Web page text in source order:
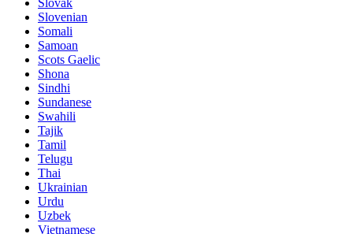
Slovenian
Somali
Samoan
Scots Gaelic
Shona
Sindhi
Sundanese
Swahili
Tajik
Tamil
Telugu
Thai
Ukrainian
Urdu
Uzbek
Vietnamese